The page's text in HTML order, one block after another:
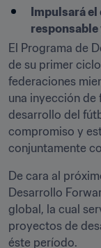
Impulsará
El Programa de
de su primer
federaciones
una inyección
desarrollo del
compromiso y
conjuntamente
De cara al
Desarrollo
global, la cual
proyectos de
éste período.